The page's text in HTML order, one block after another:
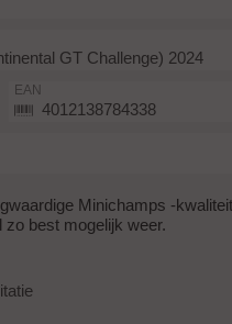
GT Challenge) 2024
EAN
4012138784338
Minichamps -kwaliteit
zo best mogelijk weer.